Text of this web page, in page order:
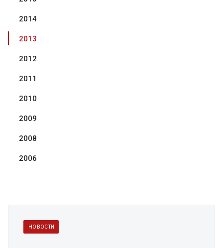
2014
2013
2012
2011
2010
2009
2008
2006
НОВОСТИ